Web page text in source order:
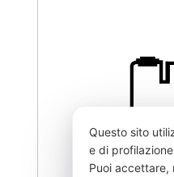
Questo sito
e di profilazione.
Puoi accettare,